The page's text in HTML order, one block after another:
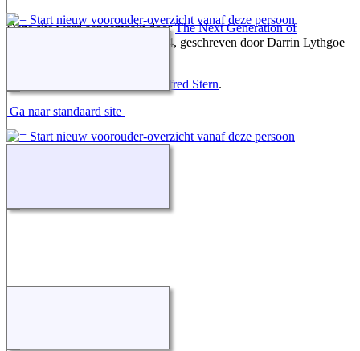
Deze site werd aangemaakt doorThe Next Generation of
v. 15.0.4, geschreven door Darrin Lythgoe
Alfred Stern.
Ga naar standaard site